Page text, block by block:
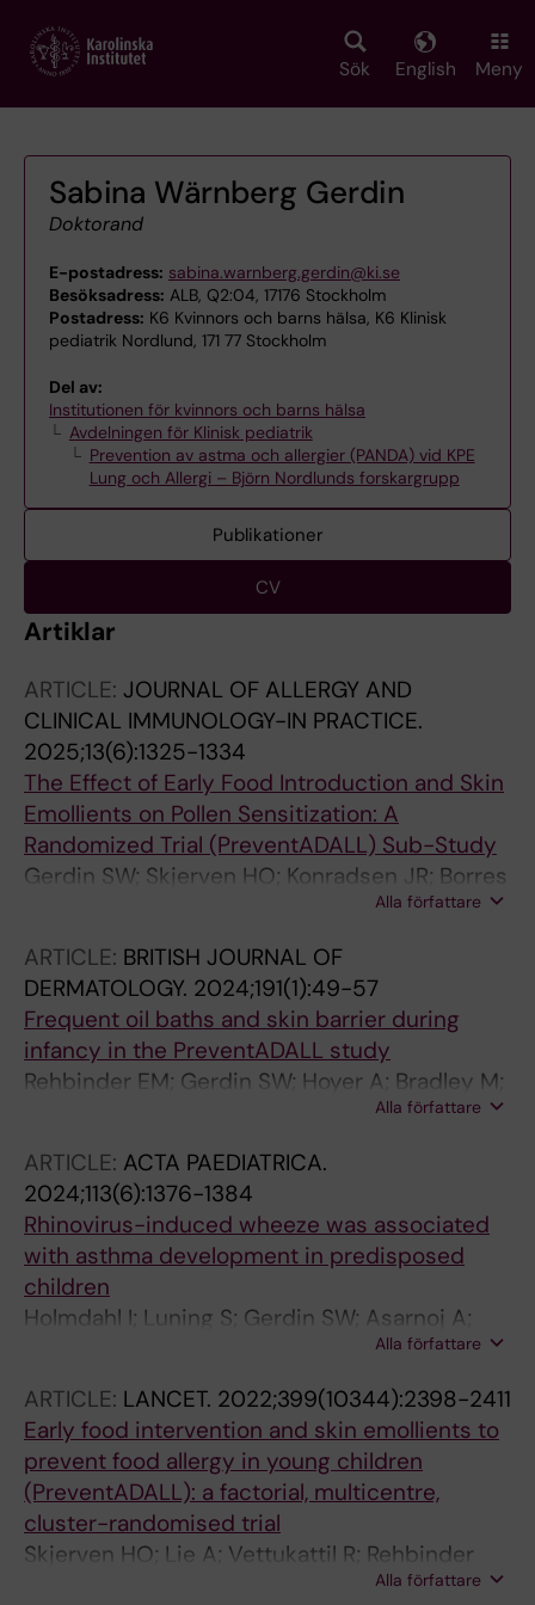
main
Sök English Meny
Sabina Wärnberg Gerdin
Doktorand
E-postadress: sabina.warnberg.gerdin@ki.se
Besöksadress: ALB, Q2:04, 17176 Stockholm
Postadress: K6 Kvinnors och barns hälsa, K6 Klinisk
pediatrik Nordlund, 171 77 Stockholm
Del av:
Institutionen för kvinnors och barns hälsa
Avdelningen för Klinisk pediatrik
Prevention av astma och allergier (PANDA) vid KPE
Lung och Allergi – Björn Nordlunds forskargrupp
Publikationer
CV
Artiklar
ARTICLE: JOURNAL OF ALLERGY AND
CLINICAL IMMUNOLOGY-IN PRACTICE.
2025;13(6):1325-1334
The Effect of Early Food Introduction and Skin
Emollients on Pollen Sensitization: A
Randomized Trial (PreventADALL) Sub-Study
Gerdin SW; Skjerven HO; Konradsen JR; Borres
MP; Granum B; Jonassen CM; LeBlanc M;
Soderhall C; van Hage M; Vettukattil R; Carlsen
KCL; Nordlund B
Alla författare
ARTICLE: BRITISH JOURNAL OF
DERMATOLOGY. 2024;191(1):49-57
Frequent oil baths and skin barrier during
infancy in the PreventADALL study
Rehbinder EM; Gerdin SW; Hoyer A; Bradley M;
Carlsen KCL; Granum B; Hedlin G; Jonassen
HO; Staff AC; Vettukattil R; Soderhall C
Alla författare
ARTICLE: ACTA PAEDIATRICA.
2024;113(6):1376-1384
Rhinovirus-induced wheeze was associated
with asthma development in predisposed
children
Holmdahl I; Luning S; Gerdin SW; Asarnoj A;
Hoyer A; Filiou A; Sjolander A; James A; Borres
MP; Hedlin G; van Hage M; Soderhall C;
Konradsen JR
Alla författare
ARTICLE: LANCET. 2022;399(10344):2398-2411
Early food intervention and skin emollients to
prevent food allergy in young children
(PreventADALL): a factorial, multicentre,
cluster-randomised trial
Skjerven HO; Lie A; Vettukattil R; Rehbinder
EM; LeBlanc M; Asarnoj A; Carlsen K-H;Alla författare